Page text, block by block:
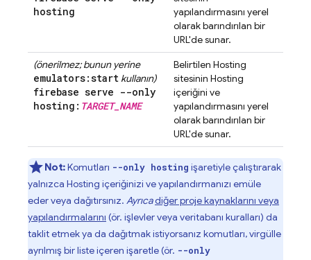
hosting
yapılandırmasını yerel
olarak barındırılan bir
URL'de sunar.
(önerilmez; bunun yerine
emulators:start kullanın)
firebase serve --only
hosting: TARGET_ NAME
Belirtilen Hosting
sitesinin Hosting
içeriğini ve
yapılandırmasını yerel
olarak barındırılan bir
URL'de sunar.
Not:Komutları --only hosting işaretiyle çalıştırarak
yalnızca Hosting içeriğinizi ve yapılandırmanızı emüle
eder veya dağıtırsınız. Ayrıcadiğer proje kaynaklarını veya
yapılandırmalarını (ör. işlevler veya veritabanı kuralları) da
taklit etmek ya da dağıtmak istiyorsanız komutları, virgülle
ayrılmış bir liste içeren işaretle (ör. --only